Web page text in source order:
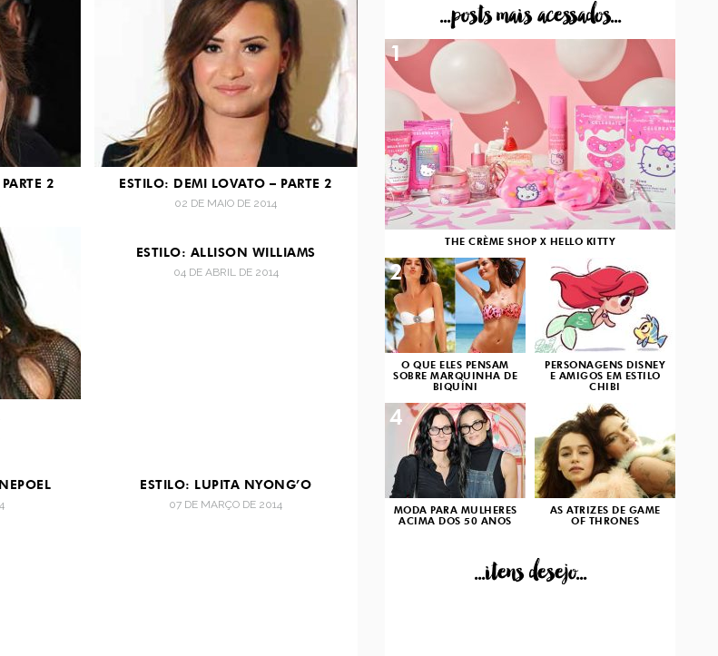
2
ESTILO: DEMI LOVATO – PARTE 2
02 DE MAIO DE 2014
ESTILO: ALLISON WILLIAMS
04 DE ABRIL DE 2014
ESTILO: LUPITA NYONG’O
07 DE MARÇO DE 2014
...posts mais acessados...
THE CRÈME SHOP X HELLO KITTY
1
O QUE ELES PENSAM
SOBRE MARQUINHA DE
BIQUÍNI
2
PERSONAGENS DISNEY
E AMIGOS EM ESTILO
CHIBI
3
MODA PARA MULHERES
ACIMA DOS 50 ANOS
4
AS ATRIZES DE GAME
OF THRONES
...itens desejo...